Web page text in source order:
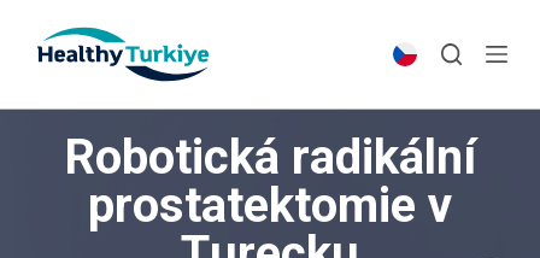
p
Robotická radikální
prostatektomie v